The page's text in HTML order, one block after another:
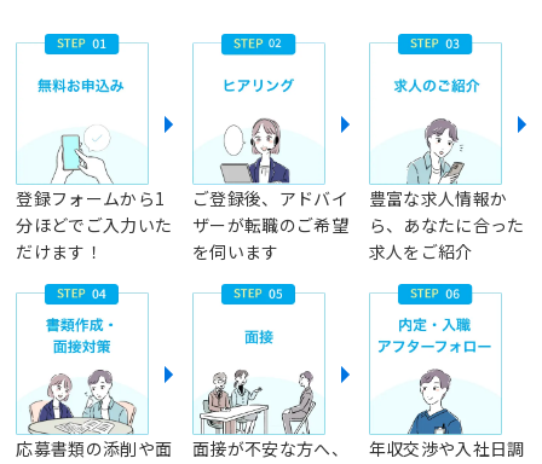
登録フォームから1
分ほどでご入力いた
だけます！
ご登録後、アドバイ
ザーが転職のご希望
を伺います
豊富な求人情報か
ら、あなたに合った
求人をご紹介
応募書類の添削や面
面接が不安な方へ、
年収交渉や入社日調